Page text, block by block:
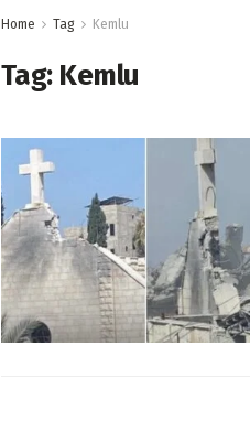
Home Tag Kemlu
Tag: Kemlu